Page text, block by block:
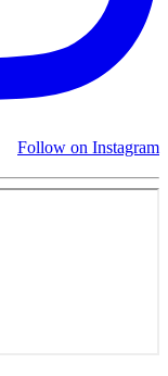
Follow on Instagram